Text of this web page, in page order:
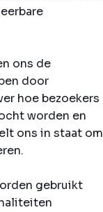
ons de
door
hoe bezoekers
worden en
ons in staat om
gebruikt